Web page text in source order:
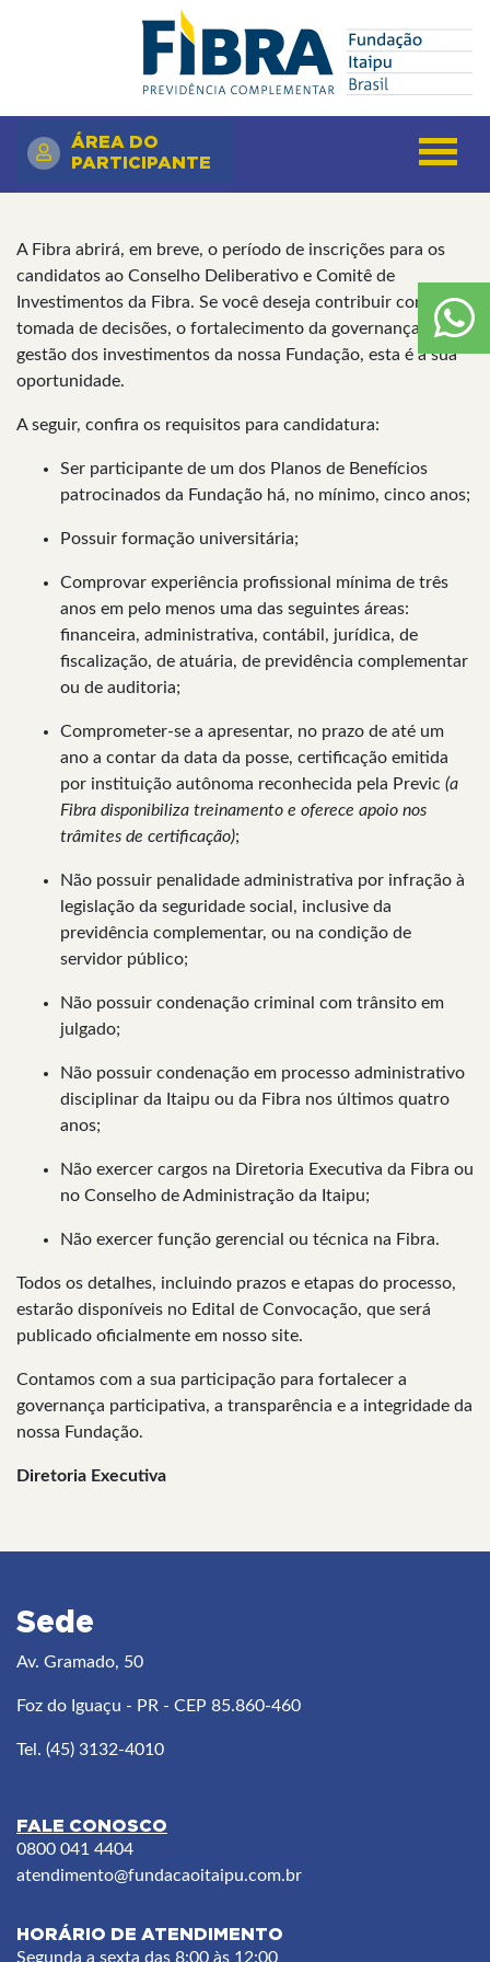
principal
ÁREA DO
PARTICIPANTE
A Fibra abrirá, em breve, o período de inscrições para os
candidatos ao Conselho Deliberativo e Comitê de
Investimentos da Fibra. Se você deseja contribuir com a
tomada de decisões, o fortalecimento da governança e da
gestão dos investimentos da nossa Fundação, esta é a sua
oportunidade.
A seguir, confira os requisitos para candidatura:
Ser participante de um dos Planos de Benefícios
patrocinados da Fundação há, no mínimo, cinco anos;
Possuir formação universitária;
Comprovar experiência profissional mínima de três
anos em pelo menos uma das seguintes áreas:
financeira, administrativa, contábil, jurídica, de
fiscalização, de atuária, de previdência complementar
ou de auditoria;
Comprometer-se a apresentar, no prazo de até um
ano a contar da data da posse, certificação emitida
por instituição autônoma reconhecida pela Previc (a
Fibra disponibiliza treinamento e oferece apoio nos
trâmites de certificação);
Não possuir penalidade administrativa por infração à
legislação da seguridade social, inclusive da
previdência complementar, ou na condição de
servidor público;
Não possuir condenação criminal com trânsito em
julgado;
Não possuir condenação em processo administrativo
disciplinar da Itaipu ou da Fibra nos últimos quatro
anos;
Não exercer cargos na Diretoria Executiva da Fibra ou
no Conselho de Administração da Itaipu;
Não exercer função gerencial ou técnica na Fibra.
Todos os detalhes, incluindo prazos e etapas do processo,
estarão disponíveis no Edital de Convocação, que será
publicado oficialmente em nosso site.
Contamos com a sua participação para fortalecer a
governança participativa, a transparência e a integridade da
nossa Fundação.
Diretoria Executiva
Sede
Av. Gramado, 50
Foz do Iguaçu - PR - CEP 85.860-460
Tel. (45) 3132-4010
FALE CONOSCO
0800 041 4404
atendimento@fundacaoitaipu.com.br
HORÁRIO DE ATENDIMENTO
Segunda a sexta das 8:00 às 12:00